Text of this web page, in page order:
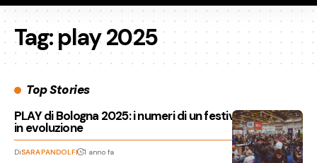
Tag:play 2025
Top Stories
PLAY di Bologna 2025: i numeri di un festival del gioco
in evoluzione
DiSARA PANDOLFI 1 anno fa